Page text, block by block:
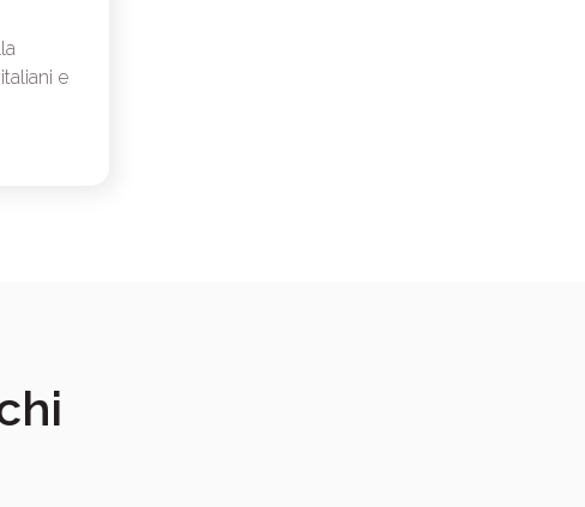
italiani e